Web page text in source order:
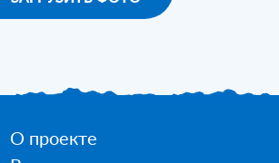
О проекте